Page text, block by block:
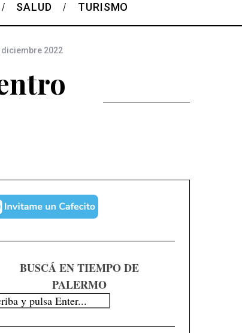
SALUD TURISMO
diciembre 2022
BUSCÁ EN TIEMPO DE
PALERMO